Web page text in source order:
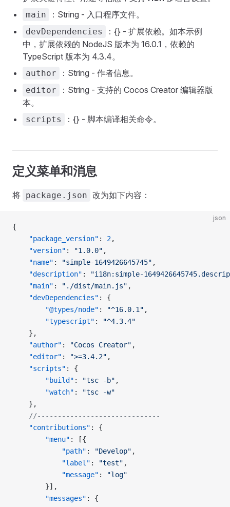
main ：String - 入口程序文件。
devDependencies
：{} - 扩展依赖。如本示例
中，扩展依赖的 NodeJS 版本为 16.0.1，依赖的
TypeScript 版本为 4.3.4。
author ：String - 作者信息。
editor
：String - 支持的 Cocos Creator 编辑器版
本。
scripts ：{} - 脚本编译相关命令。
定义菜单和消息
将 package.json 改为如下内容：
json
{
    "package_version"
: 2,
    "version"
: "1.0.0" ,
    "name"
: "simple-1649426645745" ,
    "description"
:
"i18n:simple-
    "main"
: "./dist/main.js" ,
    "devDependencies"
: {
        "@types/node"
: "^16.0.1" ,
        "typescript"
:
"^4.3.4"
    },
    "author"
: "Cocos Creator" ,
    "editor"
: ">=3.4.2" ,
    "scripts"
: {
        "build"
: "tsc -b" ,
        "watch"
:
"tsc -w"
    },
    //------------------------------
    "contributions"
: {
        "menu"
: [{
            "path"
: "Develop" ,
            "label"
: "test" ,
            "message"
:
"log"
        }],
        "messages"
: {